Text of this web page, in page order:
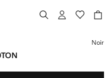
Noir